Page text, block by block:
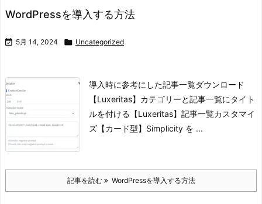
WordPressを導入する方法
 5月 14, 2024  Uncategorized
導入時に参考にした記事一覧ダウンロード
【Luxeritas】カテゴリーと記事一覧にタイト
ルを付ける 【Luxeritas】記事一覧カスタマイ
ズ【カード型】 Simplicity を ...
記事を読む WordPressを導入する方法